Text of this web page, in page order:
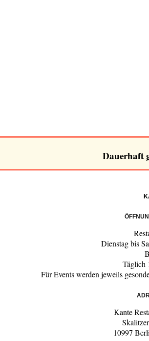
Dauerhaft
Dienstag bis
Täglich
Für Events werden jeweils
Kante
10997